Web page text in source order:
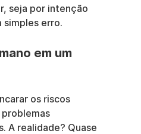
seja por intenção
simples erro.
em um
os riscos
A realidade? Quase